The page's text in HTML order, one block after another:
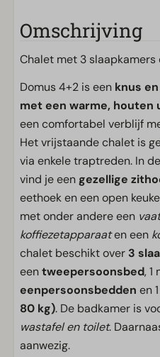
Omschrijving
Chalet met 3 slaapkamers
Domus 4+2 is een knus
met een warme, houten
een comfortabel verblijf
Het vrijstaande chalet is
via enkele traptreden. In
vind je een gezellige
eethoek en een open
met onder andere een
koffiezetapparaaten een
chalet beschikt over 3
eentweepersoonsbed, 1
eenpersoonsbedden en
80 kg). De badkamer is
wastafel en toilet.
aanwezig.